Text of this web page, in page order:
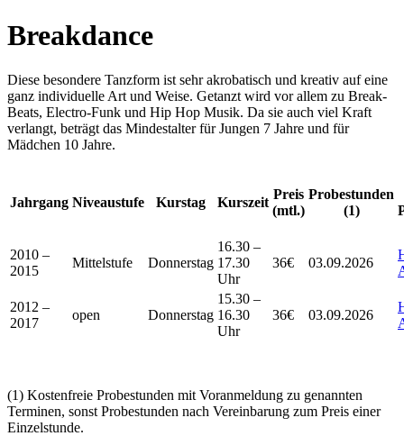
Breakdance
Diese besondere Tanzform ist sehr akrobatisch und kreativ auf eine
ganz individuelle Art und Weise. Getanzt wird vor allem zu Break-
Beats, Electro-Funk und Hip Hop Musik. Da sie auch viel Kraft
verlangt, beträgt das Mindestalter für Jungen 7 Jahre und für
Mädchen 10 Jahre.
Jahrgang Niveaustufe Kurstag Kurszeit
Preis
(mtl.)
Probestunden
(1)
2010 –
2015
Mittelstufe Donnerstag
16.30 –
17.30
Uhr
36€ 03.09.2026
2012 –
2017
open Donnerstag
15.30 –
16.30
Uhr
36€ 03.09.2026
(1) Kostenfreie Probestunden mit Voranmeldung zu genannten
Terminen, sonst Probestunden nach Vereinbarung zum Preis einer
Einzelstunde.